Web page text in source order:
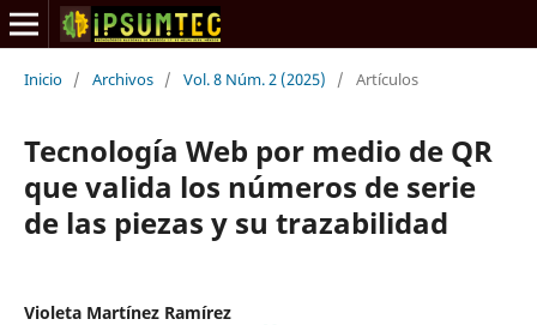
Inicio / Archivos / Vol. 8 Núm. 2 (2025) / Artículos
Tecnología Web por medio de QR
que valida los números de serie
de las piezas y su trazabilidad
Violeta Martínez Ramírez